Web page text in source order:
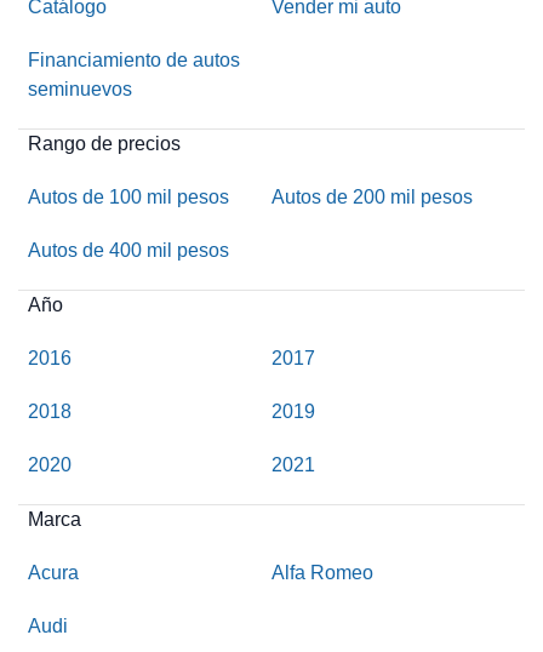
Catálogo Vender mi auto
Financiamiento de autos
seminuevos
Rango de precios
Autos de 100 mil pesos Autos de 200 mil pesos
Autos de 400 mil pesos
Año
2016 2017
2018 2019
2020 2021
Marca
Acura Alfa Romeo
Audi